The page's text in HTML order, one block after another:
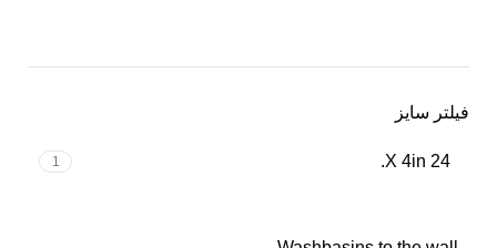
فیلتر سایز
24 X 4in.
1